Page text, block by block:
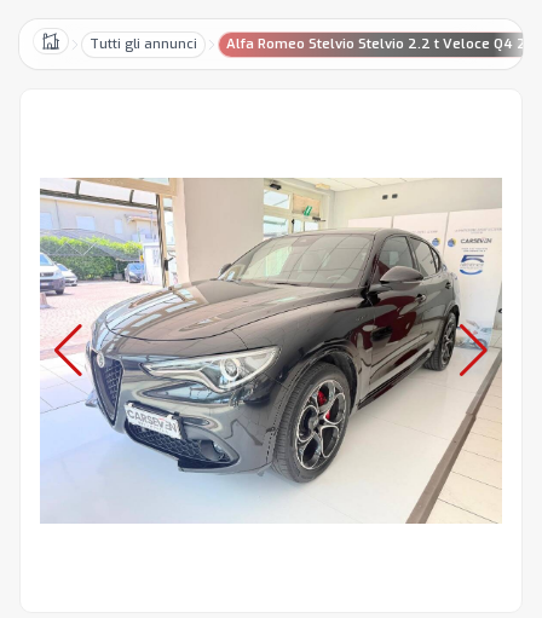
HomeTutti gli annunci Alfa Romeo Stelvio Stelvio 2.2 t Veloce Q4